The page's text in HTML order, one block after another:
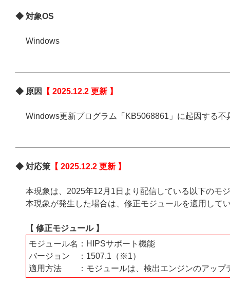
◆ 対象OS
Windows
◆ 原因 【 2025.12.2 更新 】
Windows更新プログラム「KB5068861」に起因する
◆ 対応策 【 2025.12.2 更新 】
本現象は、2025年12月1日より配信している以下のモ
本現象が発生した場合は、修正モジュールを適用して
【 修正モジュール 】
モジュール名：HIPSサポート機能
バージョン ：1507.1（※1）
適用方法 ：モジュールは、検出エンジンのアップ